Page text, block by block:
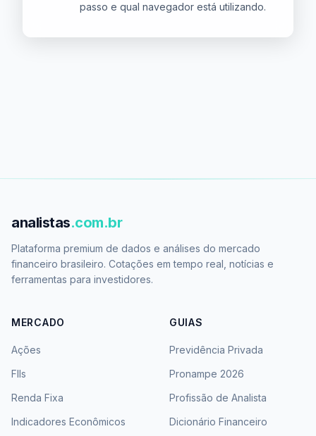
passo e qual navegador está utilizando.
analistas.com.br
Plataforma premium de dados e análises do mercado
financeiro brasileiro. Cotações em tempo real, notícias e
ferramentas para investidores.
MERCADO
Ações
FIIs
Renda Fixa
Indicadores Econômicos
GUIAS
Previdência Privada
Pronampe 2026
Profissão de Analista
Dicionário Financeiro